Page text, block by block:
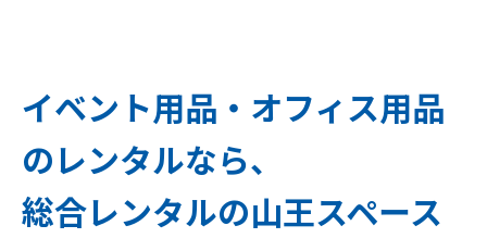
イベント用品・オフィス用品
のレンタルなら、
総合レンタルの山王スペース